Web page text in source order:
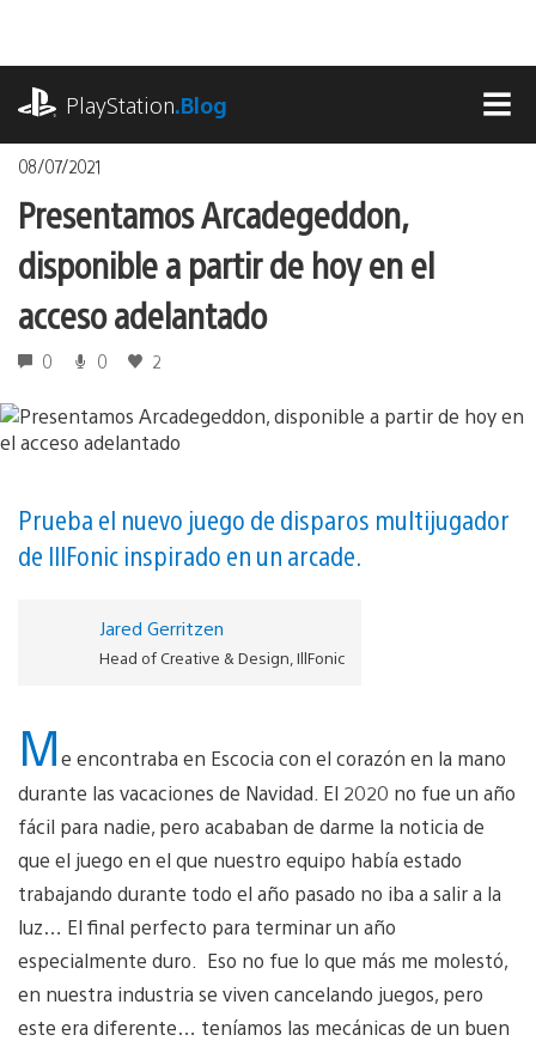
contenido
PlayStation.Blog
08/07/2021
Presentamos Arcadegeddon,
disponible a partir de hoy en el
acceso adelantado
0 0 2
Prueba el nuevo juego de disparos multijugador
de IllFonic inspirado en un arcade.
Jared Gerritzen
Head of Creative & Design, IllFonic
Me encontraba en Escocia con el corazón en la mano
durante las vacaciones de Navidad. El 2020 no fue un año
fácil para nadie, pero acababan de darme la noticia de
que el juego en el que nuestro equipo había estado
trabajando durante todo el año pasado no iba a salir a la
luz… El final perfecto para terminar un año
especialmente duro. Eso no fue lo que más me molestó,
en nuestra industria se viven cancelando juegos, pero
este era diferente… teníamos las mecánicas de un buen